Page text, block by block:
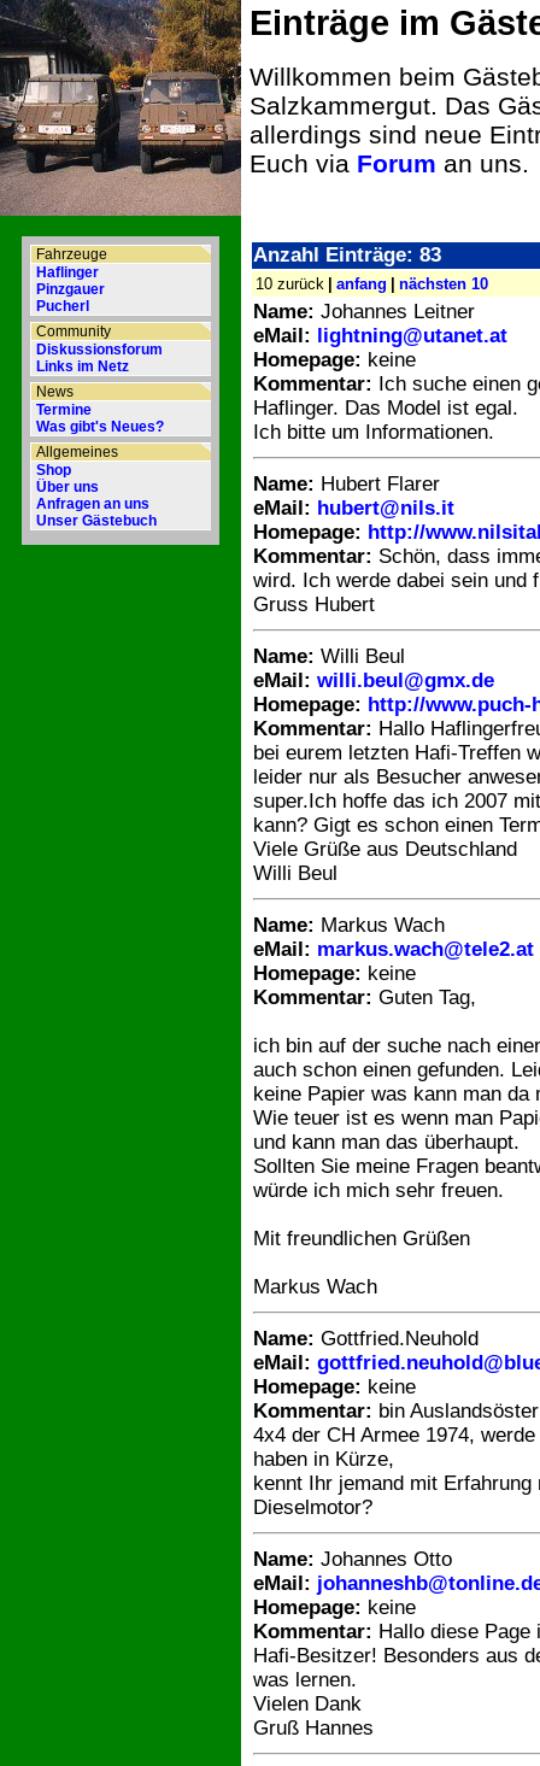
Fahrzeuge
Haflinger
Pinzgauer
Pucherl
Community
Diskussionsforum
Links im Netz
News
Termine
Was gibt's Neues?
Allgemeines
Shop
Über uns
Anfragen an uns
Unser Gästebuch
Einträge im
Willkommen beim
Salzkammergut. Das
allerdings sind neue
Euch via Forum an uns.
Anzahl Einträge: 83
10 zurück | anfang | nächsten 10
Name: Johannes Leitner
eMail: lightning@utanet.at
Homepage: keine
Kommentar: Ich suche einen
Haflinger. Das Model ist egal.
Ich bitte um Informationen.
Name: Hubert Flarer
eMail: hubert@nils.it
Homepage: http://
Kommentar: Schön, dass
wird. Ich werde dabei sein und
Gruss Hubert
Name: Willi Beul
eMail: willi.beul@gmx.de
Homepage: http://www.puch-
Kommentar: Hallo
bei eurem letzten Hafi-Treffen
leider nur als Besucher
super.Ich hoffe das ich 2007
kann? Gigt es schon einen
Viele Grüße aus Deutschland
Willi Beul
Name: Markus Wach
eMail: markus.wach@tele2.at
Homepage: keine
Kommentar: Guten Tag,
ich bin auf der suche nach
auch schon einen gefunden.
keine Papier was kann man da
Wie teuer ist es wenn man
und kann man das überhaupt.
Sollten Sie meine Fragen
würde ich mich sehr freuen.
Mit freundlichen Grüßen
Markus Wach
Name: Gottfried.Neuhold
eMail:
Homepage: keine
Kommentar: bin
4x4 der CH Armee 1974,
haben in Kürze,
kennt Ihr jemand mit Erfahrung
Dieselmotor?
Name: Johannes Otto
eMail:
Homepage: keine
Kommentar: Hallo diese Page
Hafi-Besitzer! Besonders aus
was lernen.
Vielen Dank
Gruß Hannes